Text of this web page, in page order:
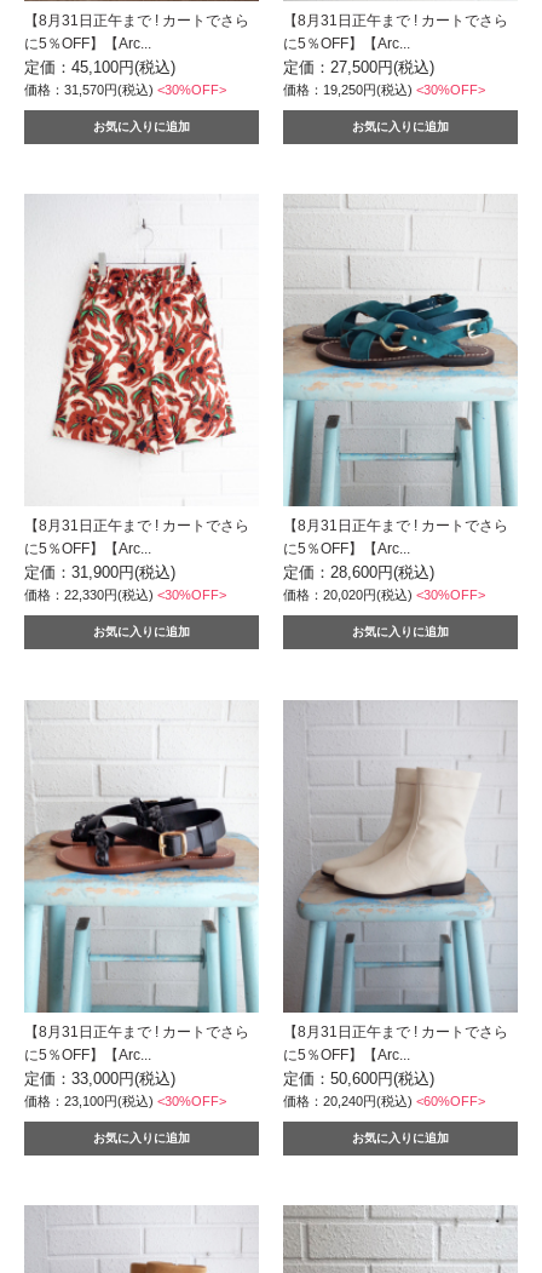
【8月31日正午まで ! カートでさら
に5％OFF】【Arc...
定価：45,100円(税込)
価格：31,570円(税込) <30%OFF>
【8月31日正午まで ! カートでさら
に5％OFF】【Arc...
定価：27,500円(税込)
価格：19,250円(税込)<30%OFF>
【8月31日正午まで ! カートでさら
に5％OFF】【Arc...
定価：31,900円(税込)
価格：22,330円(税込) <30%OFF>
【8月31日正午まで ! カートでさら
に5％OFF】【Arc...
定価：28,600円(税込)
価格：20,020円(税込)<30%OFF>
【8月31日正午まで ! カートでさら
に5％OFF】【Arc...
定価：33,000円(税込)
価格：23,100円(税込) <30%OFF>
【8月31日正午まで ! カートでさら
に5％OFF】【Arc...
定価：50,600円(税込)
価格：20,240円(税込)<60%OFF>